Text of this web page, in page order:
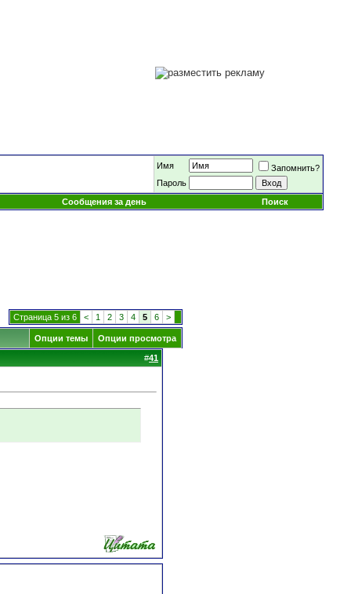
Имя
Запомнить?
Пароль
Сообщения за день
Поиск
Страница 5 из 6 < 1 2 3 4 5 6 >
Опции темы Опции просмотра
#41